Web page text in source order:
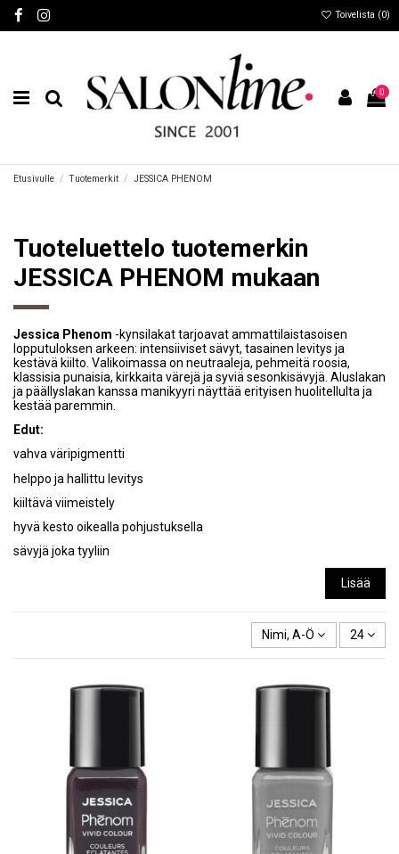
Toivelista (0)
0
Etusivulle Tuotemerkit JESSICA PHENOM
Tuoteluettelo tuotemerkin
JESSICA PHENOM mukaan
Jessica Phenom -kynsilakat tarjoavat ammattilaistasoisen
lopputuloksen arkeen: intensiiviset sävyt, tasainen levitys ja
kestävä kiilto. Valikoimassa on neutraaleja, pehmeitä roosia,
klassisia punaisia, kirkkaita värejä ja syviä sesonkisävyjä. Aluslakan
ja päällyslakan kanssa manikyyri näyttää erityisen huolitellulta ja
kestää paremmin.
Edut:
vahva väripigmentti
helppo ja hallittu levitys
kiiltävä viimeistely
hyvä kesto oikealla pohjustuksella
sävyjä joka tyyliin
Lisää
Nimi, A-Ö 24